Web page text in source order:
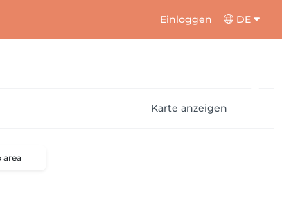
Einloggen DE
Karte anzeigen
area